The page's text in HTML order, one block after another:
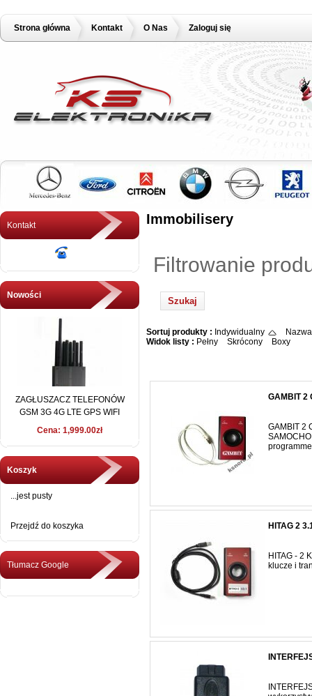
Strona główna Kontakt O Nas Zaloguj się
Kontakt
Nowości
ZAGŁUSZACZ TELEFONÓW
GSM 3G 4G LTE GPS WIFI
LoJACK 15 METRÓW
Cena: 1,999.00zł
Koszyk
...jest pusty
Przejdź do koszyka
Tłumacz Google
Immobilisery
Filtrowanie
Sortuj produkty : Indywidualny
Nazwa
Widok listy : Pełny Skrócony Boxy
GAMBIT 2
GAMBIT 2
HITAG 2
HITAG - 2
klucze i